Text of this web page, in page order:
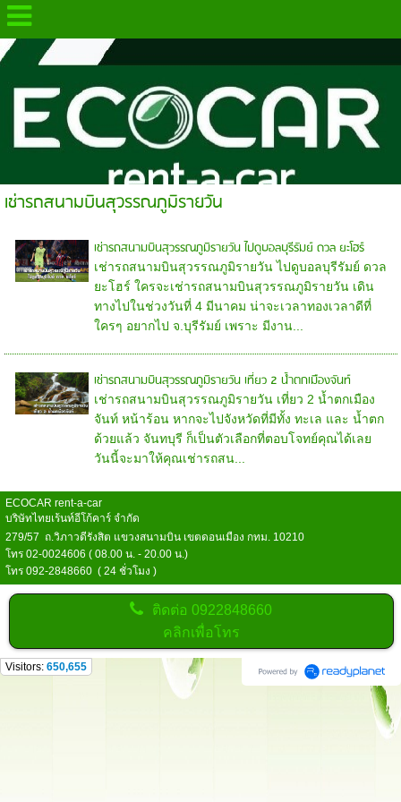
.
เช่ารถสนามบินสุวรรณภูมิรายวัน
เช่ารถสนามบินสุวรรณภูมิรายวัน ไปดูบอลบุรีรัมย์ ดวล ยะโฮร์
เช่ารถสนามบินสุวรรณภูมิรายวัน ไปดูบอลบุรีรัมย์ ดวล
ยะโฮร์ ใครจะเช่ารถสนามบินสุวรรณภูมิรายวัน เดิน
ทางไปในช่วงวันที่ 4 มีนาคม น่าจะเวลาทองเวลาดีที่
ใครๆ อยากไป จ.บุรีรัมย์ เพราะ มีงาน...
เช่ารถสนามบินสุวรรณภูมิรายวัน เที่ยว 2 น้ำตกเมืองจันท์
เช่ารถสนามบินสุวรรณภูมิรายวัน เที่ยว 2 น้ำตกเมือง
จันท์ หน้าร้อน หากจะไปจังหวัดที่มีทั้ง ทะเล และ น้ำตก
ด้วยแล้ว จันทบุรี ก็เป็นตัวเลือกที่ตอบโจทย์คุณได้เลย
วันนี้จะมาให้คุณเช่ารถสน...
ECOCAR rent-a-car
บริษัทไทยเร้นท์อีโก้คาร์ จำกัด
279/57 ถ.วิภาวดีรังสิต แขวงสนามบิน เขตดอนเมือง กทม. 10210
โทร 02-0024606 ( 08.00 น. - 20.00 น.)
โทร 092-2848660 ( 24 ชั่วโมง )
ติดต่อ0922848660
คลิกเพื่อโทร
Visitors: 650,655